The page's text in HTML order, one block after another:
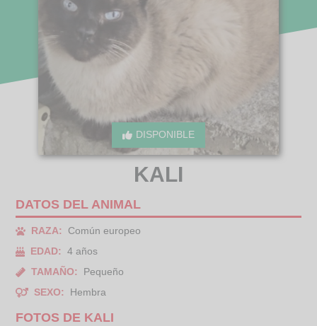
DISPONIBLE
KALI
DATOS DEL ANIMAL
RAZA:
Común europeo
EDAD:
4 años
TAMAÑO:
Pequeño
SEXO:
Hembra
FOTOS DE KALI